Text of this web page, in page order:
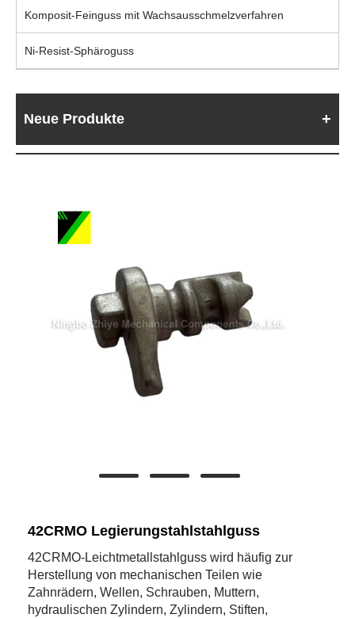
Komposit-Feinguss mit Wachsausschmelzverfahren
Ni-Resist-Sphäroguss
Neue Produkte
42CRMO Legierungstahlstahlguss
42CRMO-Leichtmetallstahlguss wird häufig zur
Herstellung von mechanischen Teilen wie
Zahnrädern, Wellen, Schrauben, Muttern,
hydraulischen Zylindern, Zylindern, Stiften,